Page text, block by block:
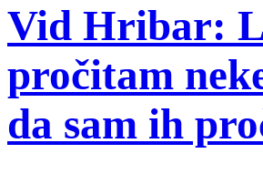
Vid Hribar:
pročitam
da sam ih